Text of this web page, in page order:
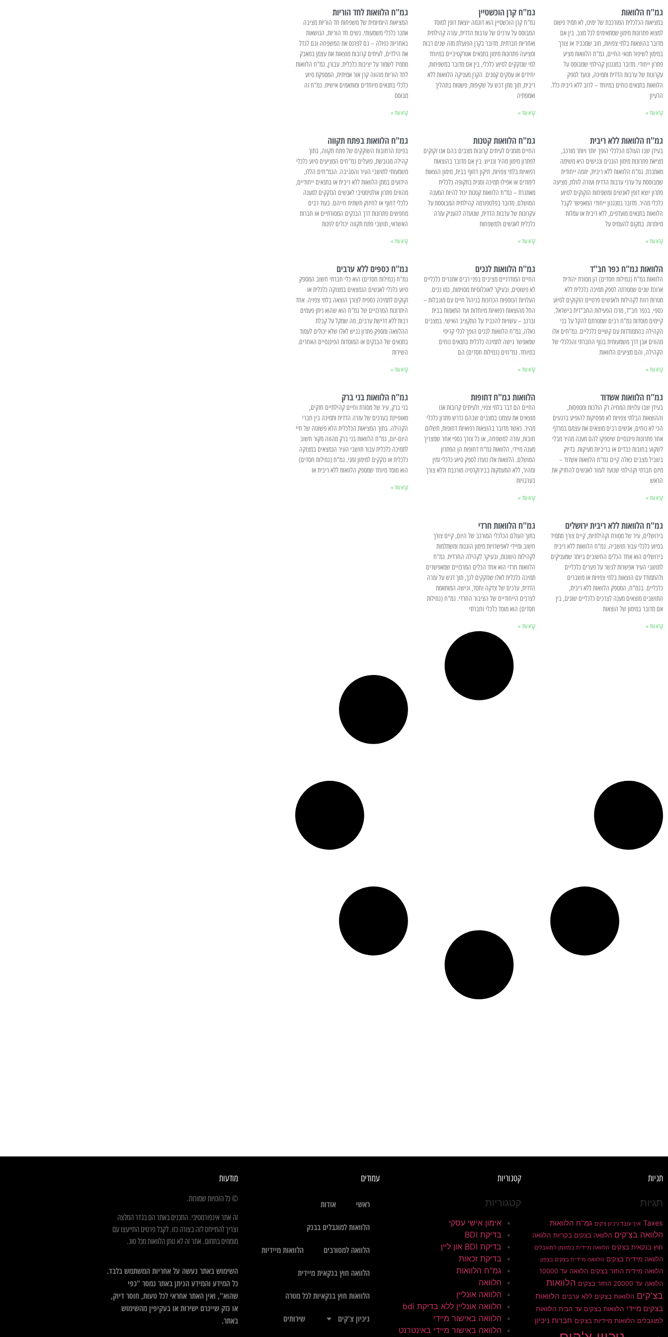
גמ"ח הלוואות
במציאות הכלכלית המורכבת של ימינו, לא תמיד פשוט
למצוא פתרונות מימון שמתאימים לכל מצב. בין אם
מדובר בהוצאות בלתי צפויות, חוב שמכביד או צורך
במימון לשיפור תנאי החיים, גמ"ח הלוואות מציע
פתרון ייחודי. מדובר במנגנון קהילתי שמבוסס על
עקרונות של ערבות הדדית ותמיכה, ונועד לספק
הלוואות בתנאים נוחים במיוחד – לרוב ללא ריבית כלל.
הרעיון
קרא עוד »
גמ"ח קרן הוכשטיין
גמ"ח קרן הוכשטיין הוא דוגמה יוצאת דופן למוסד
המבוסס על ערכים של ערבות הדדית, עזרה קהילתית
ואחריות חברתית. מדובר בקרן הפועלת מזה שנים רבות
ומציעה פתרונות מימון בתנאים אטרקטיביים במיוחד
למי שנזקקים לסיוע כלכלי, בין אם מדובר במשפחות,
יחידים או עסקים קטנים. הקרן מעניקה הלוואות ללא
ריבית, תוך מתן דגש על שקיפות, פשטות בתהליך
ואמפתיה
קרא עוד »
גמ"ח הלוואות לחד הוריות
המציאות היומיומית של משפחות חד הוריות מציבה
אתגר כלכלי משמעותי. נשים חד הוריות, הנושאות
באחריות כפולה – גם לפרנס את המשפחה וגם לגדל
את הילדים, לעיתים קרובות מוצאות את עצמן במאבק
מתמיד לשמור על יציבות כלכלית. עבורן, גמ"ח הלוואות
לחד הוריות מהווה קרן אור אמיתית, המספקת סיוע
כלכלי בתנאים מיוחדים ומותאמים אישית. גמ"ח זה
מבוסס
קרא עוד »
גמ"ח הלוואות ללא ריבית
בעידן שבו העולם הכלכלי הופך יותר ויותר מורכב,
מציאת פתרונות מימון הוגנים ונגישים היא משימה
מאתגרת. גמ"ח הלוואות ללא ריבית, יוזמה ייחודית
שמבוססת על ערכי ערבות הדדית ועזרה לזולת, מציעה
פתרון יוצא דופן לאנשים ומשפחות הזקוקים לסיוע
כלכלי מהיר. מדובר במנגנון ייחודי המאפשר לקבל
הלוואות בתנאים מועדפים, ללא ריבית או עמלות
מיותרות. במקום להעמיס על
קרא עוד »
גמ"ח הלוואות קטנות
החיים מזמנים לעיתים קרובות מצבים בהם אנו זקוקים
לפתרון מימון מהיר ונגיש. בין אם מדובר בהוצאות
רפואיות בלתי צפויות, תיקון דחוף בבית, מימון הוצאות
לימודים או אפילו תמיכה זמנית בתקופה כלכלית
מאתגרת – גמ"ח הלוואות קטנות יכול להיות המענה
המושלם. מדובר בפלטפורמה קהילתית המבוססת על
עקרונות של ערבות הדדית, שנועדה להעניק עזרה
כלכלית לאנשים ולמשפחות
קרא עוד »
גמ"ח הלוואות בפתח תקווה
בפינת הרחובות השוקקים של פתח תקווה, בתוך
קהילה מגובשת, פועלים גמ"חים המציעים סיוע כלכלי
משמעותי לתושבי העיר והסביבה. הגמ"חים הללו,
הידועים במתן הלוואות ללא ריבית או בתנאים ייחודיים,
מהווים פתרון אולטימטיבי לאנשים הנזקקים למענה
כלכלי דחוף או לחיזוק תשתית חייהם. בעוד רבים
מחפשים פתרונות דרך הבנקים המסורתיים או חברות
האשראי, תושבי פתח תקווה יכולים לפנות
קרא עוד »
הלוואות גמ"ח כפר חב"ד
הלוואות גמ"ח (גמילות חסדים) הן מסורת יהודית
ארוכת שנים שמטרתה לספק תמיכה כלכלית ללא
מטרות רווח לקהילות ולאנשים פרטיים הזקוקים לסיוע
כספי. בכפר חב"ד, מרכז הפעילות החב"דית בישראל,
קיימים מוסדות גמ"ח רבים שמטרתם להקל על בני
הקהילה בהתמודדות עם קשיים כלכליים. גמ"חים אלו
מהווים אבן דרך משמעותית בנוף החברתי והכלכלי של
הקהילה, והם מציעים הלוואות
קרא עוד »
גמ"ח הלוואות לנכים
החיים המודרניים מציבים בפני רבים אתגרים כלכליים
לא פשוטים, ובעיקר לאוכלוסיות מסוימות, כמו נכים.
העלויות הנוספות הכרוכות בניהול חיים עם מוגבלות –
החל מהוצאות רפואיות מיוחדות ועד התאמות בבית
וברכב – עשויות להכביד על התקציב האישי. במצבים
כאלה, גמ"ח הלוואות לנכים הופך לכלי קריטי
שמאפשר גישה לתמיכה כלכלית בתנאים נוחים
במיוחד. גמ"חים (גמילות חסדים) הם
קרא עוד »
גמ"ח כספים ללא ערבים
גמ"ח (גמילות חסדים) הוא כלי חברתי חשוב המספק
סיוע כלכלי לאנשים הנמצאים במצוקה כלכלית או
זקוקים לתמיכה כספית לצורך הוצאה בלתי צפויה. אחד
היתרונות המרכזיים של גמ"ח הוא שהוא ניתן פעמים
רבות ללא דרישת ערבים, מה שמקל על קבלת
ההלוואה ומספק פתרון נגיש לאלו שלא יכולים לעמוד
בתנאים של הבנקים או המוסדות הפיננסיים האחרים.
השירות
קרא עוד »
גמ"ח הלוואות אשדוד
בעידן שבו עלויות המחיה רק הולכות ומטפסות,
וההוצאות הבלתי צפויות לא מפסיקות להופיע ברגעים
הכי לא נוחים, אנשים רבים מוצאים את עצמם במרדף
אחר פתרונות פיננסיים שיספקו להם מענה מהיר מבלי
לשקוע בחובות כבדים או בריביות מעיקות. בדיוק
בשביל מצבים כאלה קיים גמ"ח הלוואות אשדוד –
מיזם חברתי וקהילתי שנועד לעזור לאנשים להחזיק את
הראש
קרא עוד »
הלוואות גמ"ח דחופות
החיים הם דבר בלתי צפוי, ולעיתים קרובות אנו
מוצאים את עצמנו במצבים שבהם נדרש פתרון כלכלי
מהיר. כאשר מדובר בהוצאות רפואיות דחופות, תשלום
חובות, עזרה למשפחה, או כל צורך כספי אחר שמצריך
מענה מיידי, הלוואות גמ"ח דחופות הן הפתרון
המושלם. הלוואות אלו נועדו לספק סיוע כלכלי זמין
ומהיר, ללא התעסקות בבירוקרטיה מורכבת וללא צורך
בערבויות
קרא עוד »
גמ"ח הלוואות בני ברק
בני ברק, עיר של מסורת וחיים קהילתיים חזקים,
מאופיינת בערכים של עזרה הדדית ותמיכה בין חברי
הקהילה. בתוך המציאות הכלכלית הלא פשוטה של חיי
היום-יום, גמ"ח הלוואות בני ברק מהווה מקור חשוב
לתמיכה כלכלית עבור תושבי העיר הנמצאים במצוקה
כלכלית או נזקקים למימון זמני. גמ"ח (גמילות חסדים)
הוא מוסד מיוחד שמספק הלוואות ללא ריבית או
קרא עוד »
גמ"ח הלוואות ללא ריבית ירושלים
בירושלים, עיר של מסורת וקהילתיות, קיים צורך מתמיד
בסיוע כלכלי עבור תושביה. גמ"ח הלוואות ללא ריבית
בירושלים הוא אחד הכלים החשובים ביותר שמעניקים
לתושבי העיר אפשרות לגשר על פערים כלכליים
ולהתמודד עם הוצאות בלתי צפויות או משברים
כלכליים. בגמ"ח, המספק הלוואות ללא ריבית,
התושבים מוצאים מענה לצרכים כלכליים שונים, בין
אם מדובר במימון של הוצאות
קרא עוד »
גמ"ח הלוואות חרדי
בתוך העולם הכלכלי המורכב של היום, קיים צורך
חשוב ומיידי לאפשרויות מימון הוגנות ומשתלמות
לקהילות השונות, ובעיקר לקהילה החרדית. גמ"ח
הלוואות חרדי הוא אחד הכלים המרכזיים שמאפשרים
תמיכה כלכלית לאלו שנזקקים לכך, תוך דגש על עזרה
הדדית, ערכים של צדקה וחסד, וגישה המותאמת
לצרכים הייחודיים של הציבור החרדי. גמ"ח (גמילות
חסדים) הוא מוסד כלכלי וחברתי
קרא עוד »
תגיות
תגיות
Taxes איך עובד ניכיון צ'קים גמ"ח הלוואות
הלוואה בצ'קים הלוואה בצקים בקריות הלוואה
חוץ בנקאית בצקים הלוואה מיידית במזומן למוגבלים
הלוואה מיידית בצקים הלוואה מיידית בצקים בצפון
הלוואה מיידית החזר בצקים הלוואה עד 10000
הלוואה עד 20000 החזר בצקים
הלוואות
בצ'קים הלוואות בצקים ללא ערבים הלוואות
בצקים מיידי הלוואות בצקים עד הבית הלוואות
למוגבלים הלוואות מיידיות בצקים חברות ניכיון
קטגוריות
קטגוריות
אימון אישי עסקי
בדיקת BDI
בדיקת BDI און ליין
בדיקת זכאות
גמ"ח הלוואות
הלוואה
הלוואה אונליין
הלוואה אונליין ללא בדיקת bdi
הלוואה באישור מיידי
הלוואה באישור מיידי באינטרנט
עמודים
ראשי אודות
הלוואות למוגבלים בבנק
הלוואה למסורבים הלוואות מיידיות
הלוואה חוץ בנקאית מיידית
הלוואות חוץ בנקאיות לכל מטרה
ניכיון צ'קים שירותים
מודעות
© כל הזכויות שמורות.
זה אתר אינפורמטיבי. התכנים באתר הם בגדר המלצה
וצריך להתייחס לזה בצורה כזו. לקבל פרטים התייעצו עם
מומחים בתחום. אתר זה לא נותן הלוואות מכל סוג.
השימוש באתר נעשה על אחריות המשתמש בלבד.
כל המידע והמידע הניתן באתר נמסר "כפי
שהוא", ואין האתר אחראי לכל טעות, חוסר דיוק,
או נזק שייגרם ישירות או בעקיפין מהשימוש
באתר.